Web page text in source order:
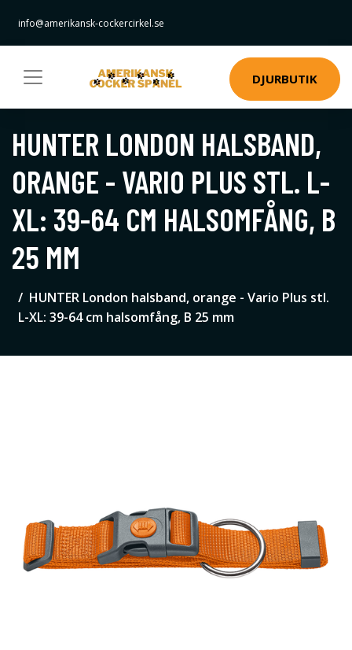
info@amerikansk-cockercirkel.se
DJURBUTIK
HUNTER LONDON HALSBAND,
ORANGE - VARIO PLUS STL. L-
XL: 39-64 CM HALSOMFÅNG, B
25 MM
HUNTER London halsband, orange - Vario Plus stl.
L-XL: 39-64 cm halsomfång, B 25 mm